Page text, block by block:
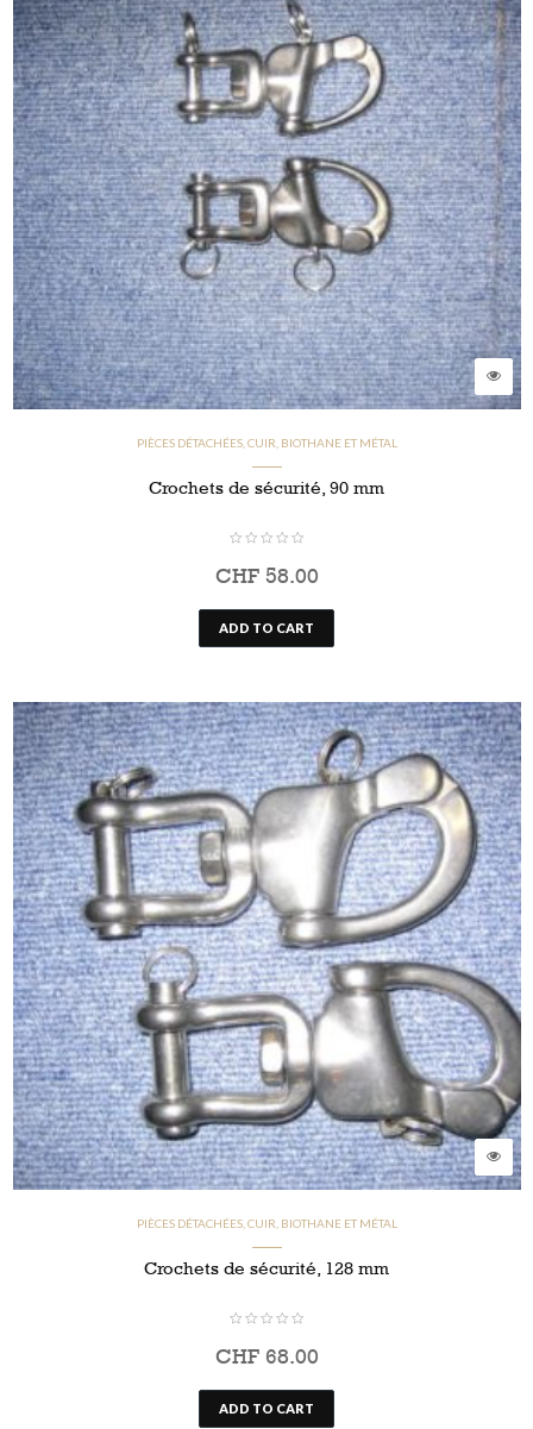
PIÈCES DÉTACHÉES, CUIR, BIOTHANE ET MÉTAL
Crochets de sécurité, 90 mm
CHF58.00
ADD TO CART
PIÈCES DÉTACHÉES, CUIR, BIOTHANE ET MÉTAL
Crochets de sécurité, 128 mm
CHF68.00
ADD TO CART